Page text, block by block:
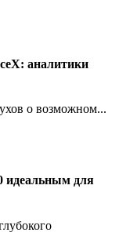
аналитики
о возможном...
идеальным для